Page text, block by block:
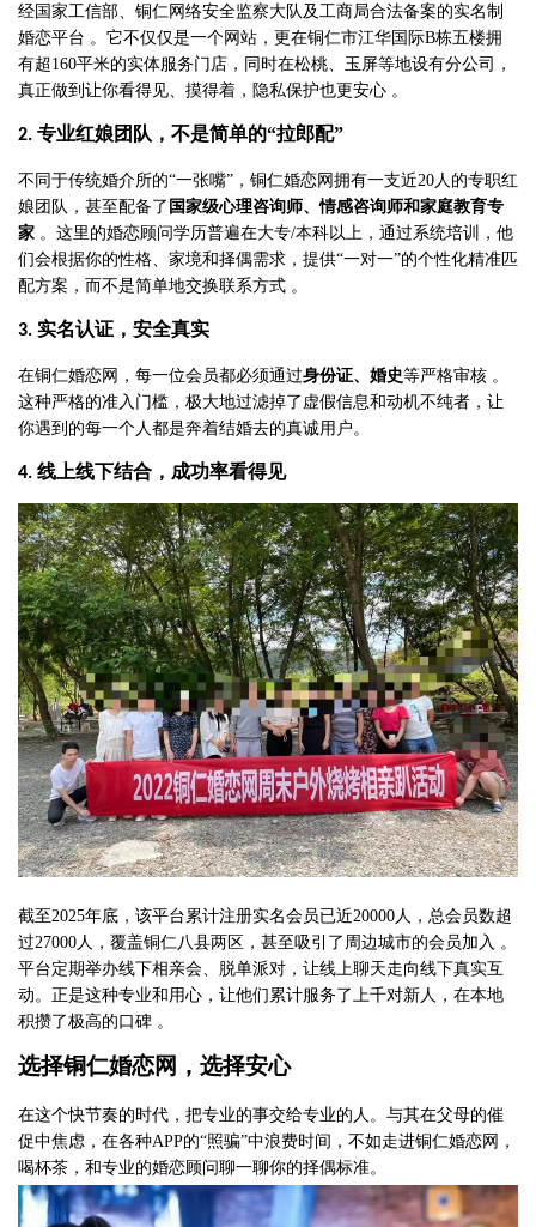
经国家工信部、铜仁网络安全监察大队及工商局合法备案的实名制
婚恋平台 。它不仅仅是一个网站，更在铜仁市江华国际B栋五楼拥
有超160平米的实体服务门店，同时在松桃、玉屏等地设有分公司，
真正做到让你看得见、摸得着，隐私保护也更安心 。
2. 专业红娘团队，不是简单的“拉郎配”
不同于传统婚介所的“一张嘴”，铜仁婚恋网拥有一支近20人的专职红
娘团队，甚至配备了 国家级心理咨询师、情感咨询师和家庭教育专
家 。这里的婚恋顾问学历普遍在大专/本科以上，通过系统培训，他
们会根据你的性格、家境和择偶需求，提供“一对一”的个性化精准匹
配方案，而不是简单地交换联系方式 。
3. 实名认证，安全真实
在铜仁婚恋网，每一位会员都必须通过身份证、婚史等严格审核 。
这种严格的准入门槛，极大地过滤掉了虚假信息和动机不纯者，让
你遇到的每一个人都是奔着结婚去的真诚用户。
4. 线上线下结合，成功率看得见
截至2025年底，该平台累计注册实名会员已近20000人，总会员数超
过27000人，覆盖铜仁八县两区，甚至吸引了周边城市的会员加入 。
平台定期举办线下相亲会、脱单派对，让线上聊天走向线下真实互
动。正是这种专业和用心，让他们累计服务了上千对新人，在本地
积攒了极高的口碑 。
选择铜仁婚恋网，选择安心
在这个快节奏的时代，把专业的事交给专业的人。与其在父母的催
促中焦虑，在各种APP的“照骗”中浪费时间，不如走进铜仁婚恋网，
喝杯茶，和专业的婚恋顾问聊一聊你的择偶标准。